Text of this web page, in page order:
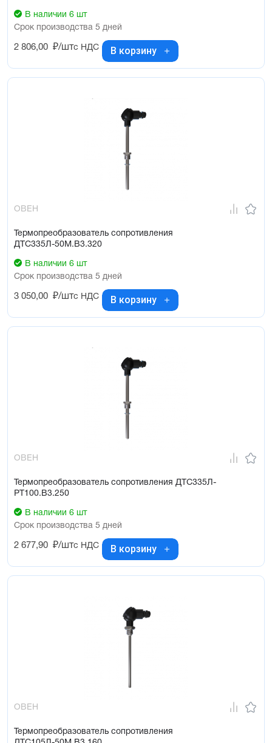
В наличии 6 шт
Срок производства 5 дней
2 806,00 ₽/штс НДС В корзину
ОВЕН
Термопреобразователь сопротивления
ДТС335Л-50М.В3.320
В наличии 6 шт
Срок производства 5 дней
3 050,00 ₽/штс НДС В корзину
ОВЕН
Термопреобразователь сопротивления ДТС335Л-
РТ100.В3.250
В наличии 6 шт
Срок производства 5 дней
2 677,90 ₽/штс НДС В корзину
ОВЕН
Термопреобразователь сопротивления